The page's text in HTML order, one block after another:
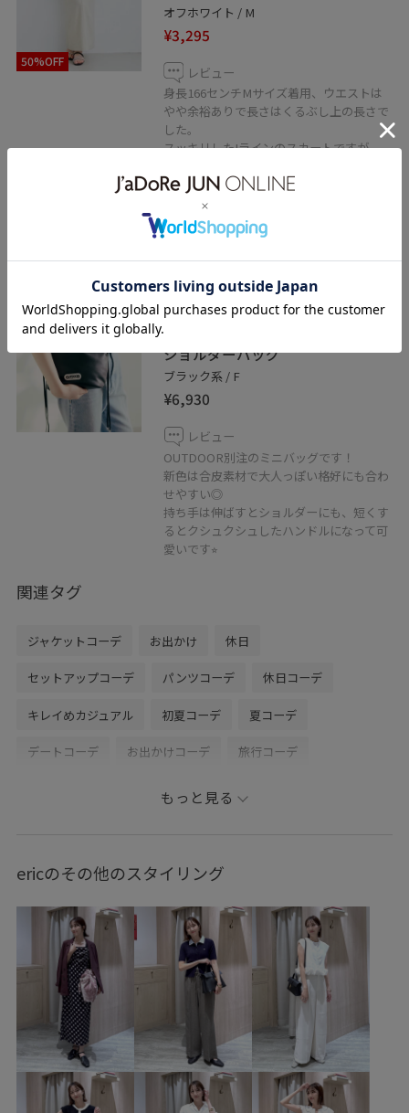
50%OFF
オフホワイト / M
¥3,295
レビュー
身長166センチMサイズ着用、ウエストは
やや余裕ありで長さはくるぶし上の長さで
した。
スッキリしたIラインのスカートですが、
セットアップで着られるキャミソールと合
わせるだけでオシャレなセットアップコー
デが完成します！
VIS
新色追加【OUTDOOR
ショルダーバッグ
ブラック系 / F
¥6,930
レビュー
OUTDOOR別注のミニバッグです！
新色は合皮素材で大人っぽい格好にも合わ
せやすい◎
持ち手は伸ばすとショルダーにも、短くす
るとクシュクシュしたハンドルになって可
愛いです⭐︎
関連タグ
ジャケットコーデ お出かけ 休日
セットアップコーデ パンツコーデ 休日コーデ
キレイめカジュアル 初夏コーデ 夏コーデ
デートコーデ お出かけコーデ 旅行コーデ
女子会コーデ 大人カジュアル
ブルべ夏 乾燥 高身長 トップス
ショルダーバッグ BVC16060 BVF16050
BVF16060 BVV36200 BVX75210
0318PRESS対象商品 26officecasual
2BUY10%OFF対象商品 Exclusive_GW ICEBEAUTY
Iラインシルエット LightAiry outer_pickup Tシャツ
もっと見る
ericのその他のスタイリング